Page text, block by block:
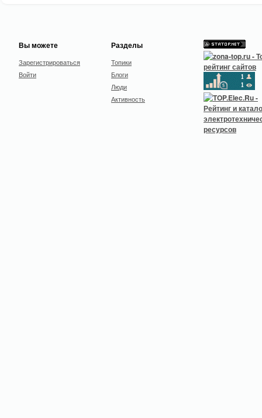
Вы можете
Зарегистрироваться
Войти
Разделы
Топики
Блоги
Люди
Активность